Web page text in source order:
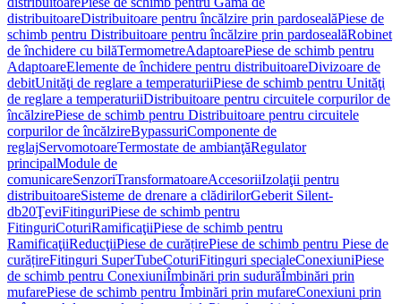
distribuitoareDistribuitoare pentru încălzire prin pardosealăPiese de
schimb pentru Distribuitoare pentru încălzire prin pardosealăRobinet
de închidere cu bilăTermometreAdaptoarePiese de schimb pentru
AdaptoareElemente de închidere pentru distribuitoareDivizoare de
debitUnităţi de reglare a temperaturiiPiese de schimb pentru Unităţi
de reglare a temperaturiiDistribuitoare pentru circuitele corpurilor de
încălzirePiese de schimb pentru Distribuitoare pentru circuitele
corpurilor de încălzireBypassuriComponente de
reglajServomotoareTermostate de ambianţăRegulator
principalModule de
comunicareSenzoriTransformatoareAccesoriiIzolaţii pentru
distribuitoareSisteme de drenare a clădirilorGeberit Silent-
db20ŢeviFitinguriPiese de schimb pentru
FitinguriCoturiRamificaţiiPiese de schimb pentru
RamificaţiiReducţiiPiese de curățirePiese de schimb pentru Piese de
curățireFitinguri SuperTubeCoturiFitinguri specialeConexiuniPiese
de schimb pentru ConexiuniÎmbinări prin sudurăÎmbinări prin
mufarePiese de schimb pentru Îmbinări prin mufareConexiuni prin